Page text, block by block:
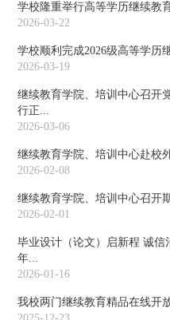
学校隆重举行高等学历继续教
2026-03-22
学校顺利完成2026级高等学历
2026-03-19
继续教育学院、培训中心召开
行正...
2026-03-06
继续教育学院、培训中心赴校
2026-02-08
继续教育学院、培训中心召开
2026-02-01
毕业设计（论文）启新程 诚信
年...
2026-01-16
我校两门继续教育精品在线开